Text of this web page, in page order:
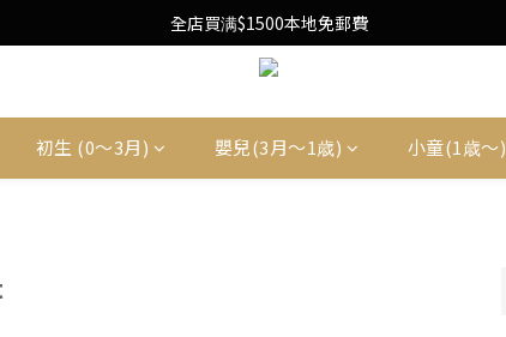
Free Local Shipping Upon $1500 purchase
全店買满$1500本地免郵費
Free Local Shipping Upon $1500 purchase
初生 (0〜3月) 嬰兒(3月〜1歳) 小童(1歳〜)